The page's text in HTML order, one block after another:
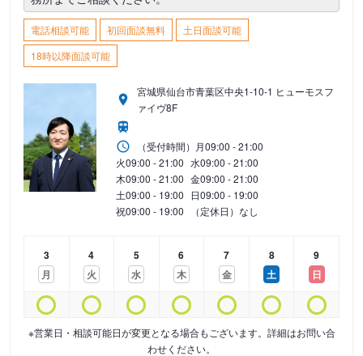
電話相談可能 初回面談無料
土日面談可能
18時以降面談可能
宮城県仙台市青葉区中央1-10-1 ヒューモスフ
ァイヴ8F
（受付時間） 月09:00 - 21:00
火09:00 - 21:00 水09:00 - 21:00
木09:00 - 21:00 金09:00 - 21:00
土09:00 - 19:00 日09:00 - 19:00
祝09:00 - 19:00 （定休日）なし
3
月
4
火
5
水
6
木
7
金
8
土
9
日
※営業日・相談可能日が変更となる場合もございます。詳細はお問い合
わせください。